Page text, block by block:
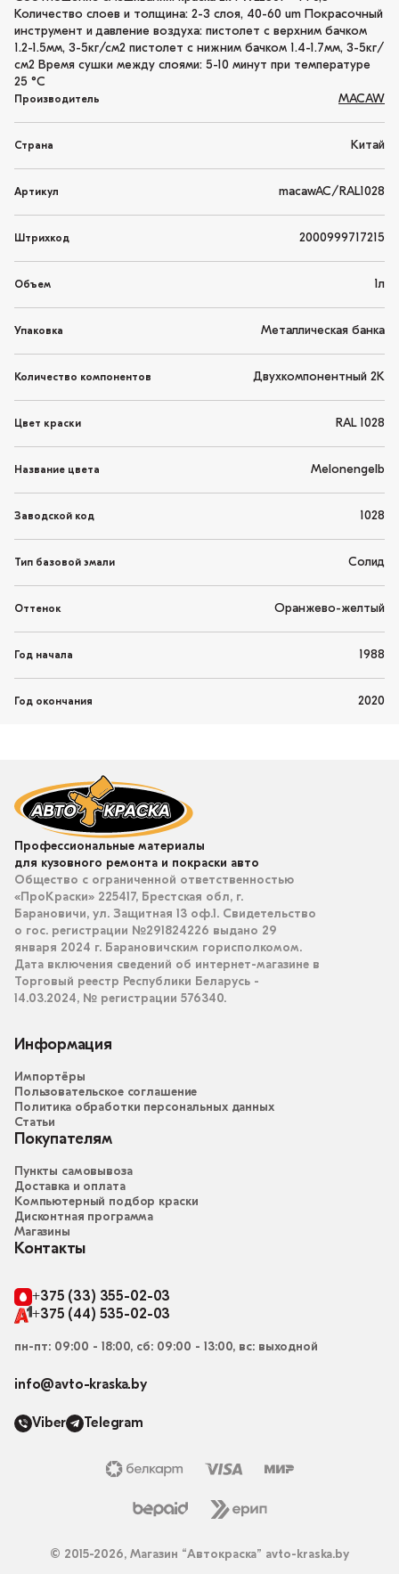
Количество слоев и толщина: 2-3 слоя, 40-60 um Покрасочный
инструмент и давление воздуха: пистолет с верхним бачком
1.2-1.5мм, 3-5кг/см2 пистолет с нижним бачком 1.4-1.7мм, 3-5кг/
см2 Время сушки между слоями: 5-10 минут при температуре
25 °C
Производитель MACAW
Страна Китай
Артикул macawAC/RAL1028
Штрихкод 2000999717215
Объем 1л
Упаковка Металлическая банка
Количество компонентов Двухкомпонентный 2K
Цвет краски RAL 1028
Название цвета Melonengelb
Заводской код 1028
Тип базовой эмали Солид
Оттенок Оранжево-желтый
Год начала 1988
Год окончания 2020
Профессиональные материалы
для кузовного ремонта и покраски авто
Общество с ограниченной ответственностью
«ПроКраски» 225417, Брестская обл, г.
Барановичи, ул. Защитная 13 оф.1. Свидетельство
о гос. регистрации №291824226 выдано 29
января 2024 г. Барановичским горисполкомом.
Дата включения сведений об интернет-магазине в
Торговый реестр Республики Беларусь -
14.03.2024, № регистрации 576340.
Информация
Импортёры
Пользовательское соглашение
Политика обработки персональных данных
Статьи
Покупателям
Пункты самовывоза
Доставка и оплата
Компьютерный подбор краски
Дисконтная программа
Магазины
Контакты
+375 (33) 355-02-03
+375 (44) 535-02-03
пн-пт: 09:00 - 18:00, сб: 09:00 - 13:00, вс: выходной
info@avto-kraska.by
Viber Telegram
© 2015-2026, Магазин “Автокраска” avto-kraska.by